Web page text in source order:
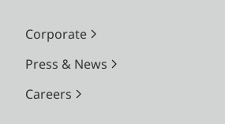
Corporate
Press & News
Careers